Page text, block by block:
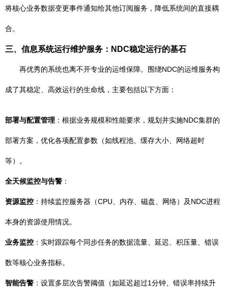
将核心业务数据变更事件通知给其他订阅服务，降低系统间的直接耦
合。
三、信息系统运行维护服务：NDC稳定运行的基石
再优秀的系统也离不开专业的运维保障。围绕NDC的运维服务构
成了其稳定、高效运行的生命线，主要包括以下方面：
部署与配置管理 ：根据业务规模和性能要求，规划并实施NDC集群的
部署方案，优化各项配置参数（如线程池、缓存大小、网络超时
等）。
全天候监控与告警 ：
资源监控 ：持续监控服务器（CPU、内存、磁盘、网络）及NDC进程
本身的资源使用情况。
业务监控 ：实时跟踪每个同步任务的数据流量、延迟、积压量、错误
数等核心业务指标。
智能告警 ：设置多层次告警阈值（如延迟超过1分钟、错误率持续升